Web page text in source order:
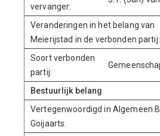
vervanger:
Veranderingen in het belang van
Meierijstad in de verbonden partij:
Soort verbonden
partij:
Bestuurlijk belang
Vertegenwoordigd in Algemeen
Goijaarts.